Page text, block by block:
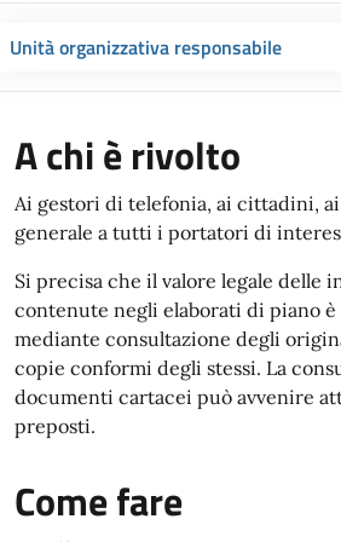
Unità organizzativa responsabile
A chi è rivolto
Ai gestori di telefonia, ai cittadini,
generale a tutti i portatori di
Si precisa che il valore legale delle
contenute negli elaborati di piano è
mediante consultazione degli
copie conformi degli stessi. La
documenti cartacei può avvenire
preposti.
Come fare